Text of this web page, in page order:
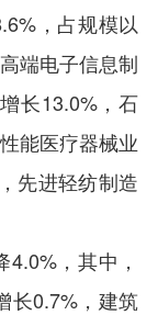
，占规模以
端电子信息制
长13.0%，石
能医疗器械业
先进轻纺制造
，其中，
长0.7%，建筑